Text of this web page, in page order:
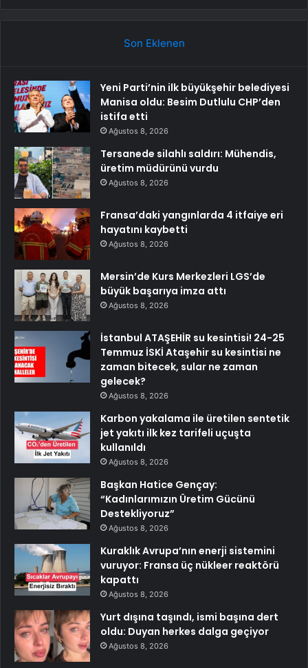
Son Eklenen
Yeni Parti’nin ilk büyükşehir belediyesi
Manisa oldu: Besim Dutlulu CHP’den
istifa etti
Ağustos 8, 2026
Tersanede silahlı saldırı: Mühendis,
üretim müdürünü vurdu
Ağustos 8, 2026
Fransa’daki yangınlarda 4 itfaiye eri
hayatını kaybetti
Ağustos 8, 2026
Mersin’de Kurs Merkezleri LGS’de
büyük başarıya imza attı
Ağustos 8, 2026
İstanbul ATAŞEHİR su kesintisi! 24-25
Temmuz İSKİ Ataşehir su kesintisi ne
zaman bitecek, sular ne zaman
gelecek?
Ağustos 8, 2026
Karbon yakalama ile üretilen sentetik
jet yakıtı ilk kez tarifeli uçuşta
kullanıldı
Ağustos 8, 2026
Başkan Hatice Gençay:
“Kadınlarımızın Üretim Gücünü
Destekliyoruz”
Ağustos 8, 2026
Kuraklık Avrupa’nın enerji sistemini
vuruyor: Fransa üç nükleer reaktörü
kapattı
Ağustos 8, 2026
Yurt dışına taşındı, ismi başına dert
oldu: Duyan herkes dalga geçiyor
Ağustos 8, 2026